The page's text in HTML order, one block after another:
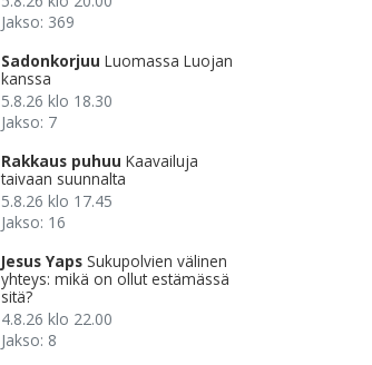
Jakso: 369
Sadonkorjuu Luomassa Luojan
kanssa
5.8.26 klo 18.30
Jakso: 7
Rakkaus puhuu Kaavailuja
taivaan suunnalta
5.8.26 klo 17.45
Jakso: 16
Jesus Yaps Sukupolvien välinen
yhteys: mikä on ollut estämässä
sitä?
4.8.26 klo 22.00
Jakso: 8